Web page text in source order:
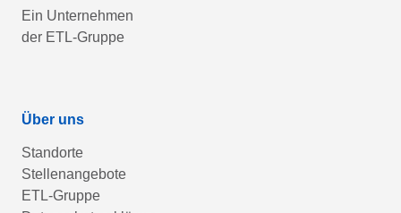
Ein Unternehmen
der ETL-Gruppe
Über uns
Standorte
Stellenangebote
ETL-Gruppe